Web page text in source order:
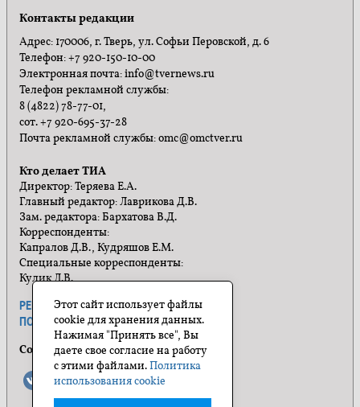
Контакты редакции
Адрес: 170006, г. Тверь, ул. Софьи Перовской, д. 6
Телефон: +7 920-150-10-00
Электронная почта: info@tvernews.ru
Телефон рекламной службы:
8 (4822) 78-77-01,
сот. +7 920-695-37-28
Почта рекламной службы: omc@omctver.ru
Кто делает ТИА
Директор: Теряева Е.А.
Главный редактор: Лаврикова Д.В.
Зам. редактора: Бархатова В.Д.
Корреспонденты:
Капралов Д.В., Кудряшов Е.М.
Специальные корреспонденты:
Кулик Л.В.
РЕКЛАМА ПРАВИЛА САЙТА
ПОЛИТИКА КОНФИДЕНЦИАЛЬНОСТИ
Социальные сети
Этот сайт использует файлы
cookie для хранения данных.
Нажимая "Принять все", Вы
даете свое согласие на работу
с этими файлами.Политика
использования cookie